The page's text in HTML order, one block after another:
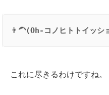
👨‍🦱(Oh-コノヒトトイッシ
これに尽きるわけですね。